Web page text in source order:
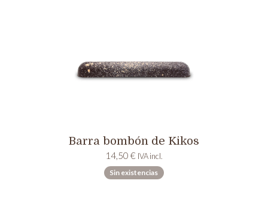
Barra bombón de Kikos
14,50 € IVA incl.
Sin existencias